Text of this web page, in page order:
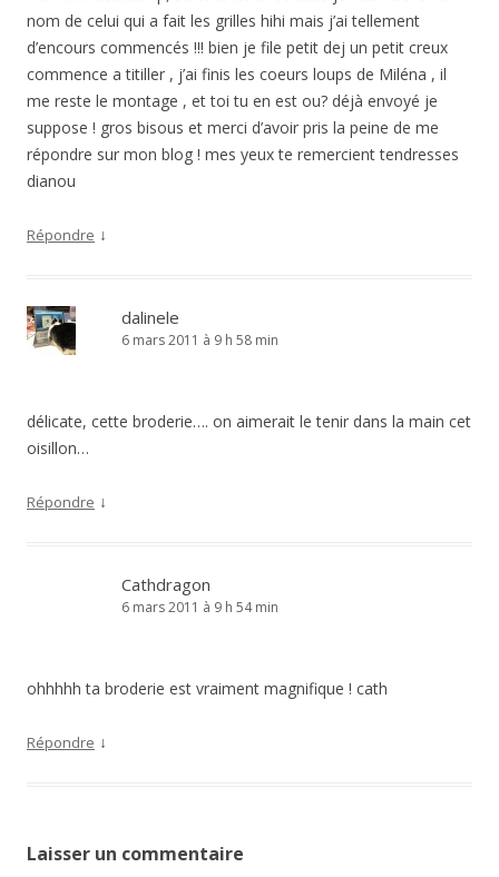
nom de celui qui a fait les grilles hihi mais j’ai tellement
d’encours commencés !!! bien je file petit dej un petit creux
commence a titiller , j’ai finis les coeurs loups de Miléna , il
me reste le montage , et toi tu en est ou? déjà envoyé je
suppose ! gros bisous et merci d’avoir pris la peine de me
répondre sur mon blog ! mes yeux te remercient tendresses
dianou
Répondre ↓
dalinele
6 mars 2011 à 9 h 58 min
délicate, cette broderie…. on aimerait le tenir dans la main cet
oisillon…
Répondre ↓
Cathdragon
6 mars 2011 à 9 h 54 min
ohhhhh ta broderie est vraiment magnifique ! cath
Répondre ↓
Laisser un commentaire